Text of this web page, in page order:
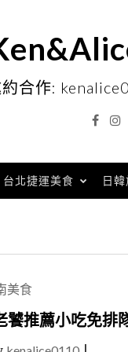
合作:
台北捷運美食 日
美食
饕推薦小吃免排